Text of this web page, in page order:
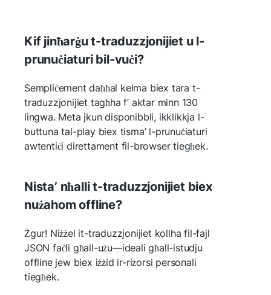
Kif jinħarġu t-traduzzjonijiet u l-
prunuċiaturi bil-vuċi?
Sempliċement daħħal kelma biex tara t-
traduzzjonijiet tagħha f’ aktar minn 130
lingwa. Meta jkun disponibbli, ikklikkja l-
buttuna tal-play biex tisma’ l-prunuċiaturi
awtentiċi direttament fil-browser tiegħek.
Nista’ nħalli t-traduzzjonijiet biex
nużahom offline?
Żgur! Niżżel it-traduzzjonijiet kollha fil-fajl
JSON faċli għall-użu—ideali għall-istudju
offline jew biex iżżid ir-riżorsi personali
tiegħek.